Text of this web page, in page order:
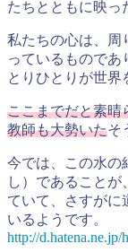
たちとともに映っ
私たちの心は、周
っているものであ
とりひとりが世界
ここまでだと素晴
教師も大勢いたそ
今では、この水の
し）であること
ていて、さすがに
いるようです。
http://d.hatena.ne.jp/